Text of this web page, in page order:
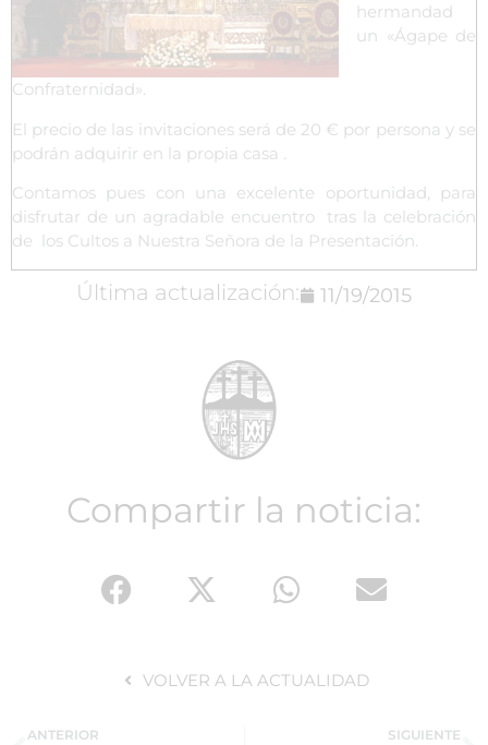
hermandad
un «Ágape de
Confraternidad».
El precio de las invitaciones será de 20 € por persona y se
podrán adquirir en la propia casa .
Contamos pues con una excelente oportunidad, para
disfrutar de un agradable encuentro tras la celebración
de los Cultos a Nuestra Señora de la Presentación.
Última actualización: 11/19/2015
Compartir la noticia:
VOLVER A LA ACTUALIDAD
ANTERIOR SIGUIENTE